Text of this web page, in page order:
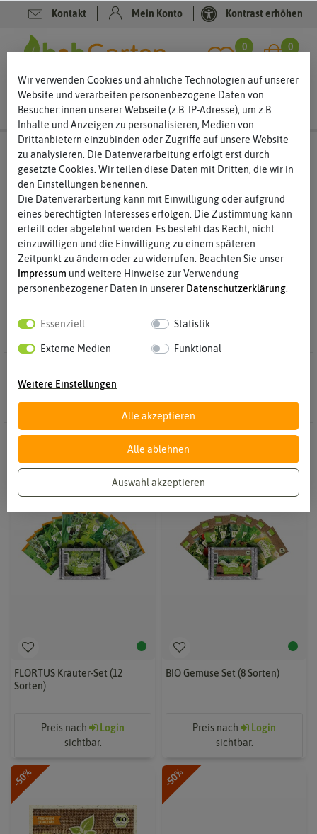
Kontakt Mein Konto Kontrast erhöhen
0 0
SaatgutSamen-Sets
Samensets – ein Samentütchen kommt selten allein
Samensets sind eine gute Variante für Gärtner und Gärtnerinnen,
zu einem Thema passendes Saatgut zu finden. Die Sets gibt es
nicht nur für den Gemüsegärtner oder die Selbstversorgerin,
sondern auch für Blumenliebhaber:innen oder Kräutervernarrte.
Die Samensets sind nach verschiedenen Kriterien
zusammengestellt. Ob Hochbeetgemüse, Rezeptur,
mittelalterliche Gemüsesamen oder Alpenblumen – die
-50%
FLORTUS Kräuter-Set (12
Sorten)
Preis nach
Login
sichtbar.
-50%
BIO Gemüse Set (8 Sorten)
Preis nach
Login
sichtbar.
-50% -50%
Filter
Wir verwenden Cookies und ähnliche Technologien auf unserer
Website und verarbeiten personenbezogene Daten von
Besucher:innen unserer Webseite (z.B. IP-Adresse), um z.B.
Inhalte und Anzeigen zu personalisieren, Medien von
Drittanbietern einzubinden oder Zugriffe auf unsere Website
zu analysieren. Die Datenverarbeitung erfolgt erst durch
gesetzte Cookies. Wir teilen diese Daten mit Dritten, die wir in
den Einstellungen benennen.
Die Datenverarbeitung kann mit Einwilligung oder aufgrund
eines berechtigten Interesses erfolgen. Die Zustimmung kann
erteilt oder abgelehnt werden. Es besteht das Recht, nicht
einzuwilligen und die Einwilligung zu einem späteren
Zeitpunkt zu ändern oder zu widerrufen. Beachten Sie unser
Impressum und weitere Hinweise zur Verwendung
personenbezogener Daten in unserer Daten­schutz­erklärung
Essenziell Statistik
Externe Medien Funktional
Weitere Einstellungen
Alle akzeptieren
Alle ablehnen
Auswahl akzeptieren